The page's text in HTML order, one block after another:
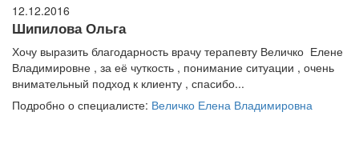
12.12.2016
Шипилова Ольга
Хочу выразить благодарность врачу терапевту Величко Елене
Владимировне , за её чуткость , понимание ситуации , очень
внимательный подход к клиенту , спасибо...
Подробно о специалисте: Величко Елена Владимировна